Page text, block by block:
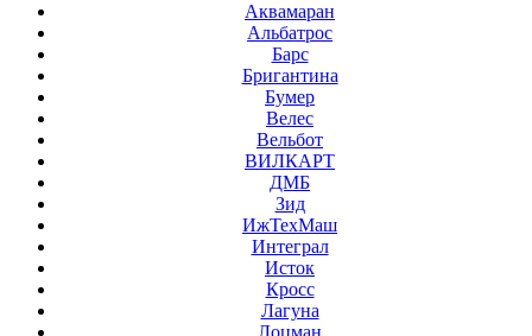
Аквамаран
Альбатрос
Барс
Бригантина
Бумер
Велес
Вельбот
ВИЛКАРТ
ДМБ
Зид
ИжТехМаш
Интеграл
Исток
Кросс
Лагуна
Лоцман